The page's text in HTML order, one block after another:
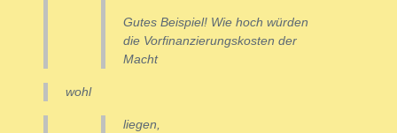
Gutes Beispiel! Wie hoch würden
die Vorfinanzierungskosten der
Macht
wohl
liegen,